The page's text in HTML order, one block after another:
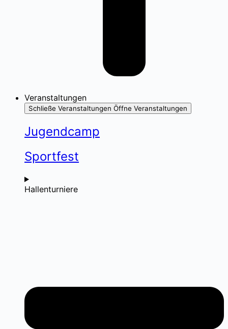
Veranstaltungen
Schließe Veranstaltungen Öffne Veranstaltungen
Jugendcamp
Sportfest
Hallenturniere